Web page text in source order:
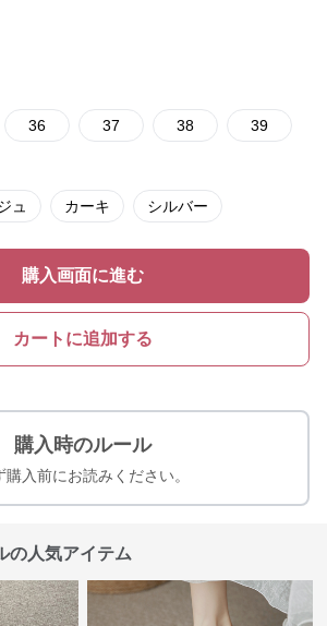
36 37 38 39
ュ カーキ シルバー
購入画面に進む
カートに追加する
購入時のルール
購入前にお読みください。
の人気アイテム